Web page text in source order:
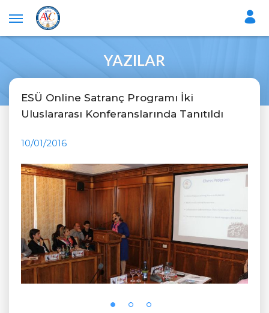
YAZILAR
ESÜ Online Satranç Programı İki
Uluslararası Konferanslarında Tanıtıldı
10/01/2016